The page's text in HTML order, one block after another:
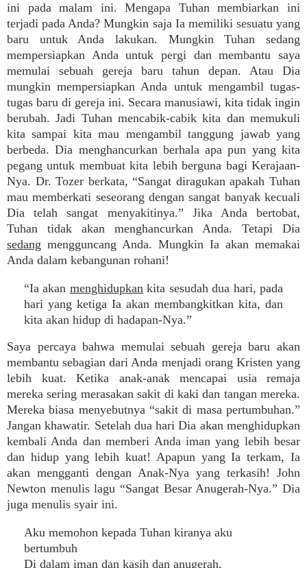
ini pada malam ini. Mengapa Tuhan membiarkan ini
terjadi pada Anda? Mungkin saja Ia memiliki sesuatu yang
baru untuk Anda lakukan. Mungkin Tuhan sedang
mempersiapkan Anda untuk pergi dan membantu saya
memulai sebuah gereja baru tahun depan. Atau Dia
mungkin mempersiapkan Anda untuk mengambil tugas-
tugas baru di gereja ini. Secara manusiawi, kita tidak ingin
berubah. Jadi Tuhan mencabik-cabik kita dan memukuli
kita sampai kita mau mengambil tanggung jawab yang
berbeda. Dia menghancurkan berhala apa pun yang kita
pegang untuk membuat kita lebih berguna bagi Kerajaan-
Nya. Dr. Tozer berkata, “Sangat diragukan apakah Tuhan
mau memberkati seseorang dengan sangat banyak kecuali
Dia telah sangat menyakitinya.” Jika Anda bertobat,
Tuhan tidak akan menghancurkan Anda. Tetapi Dia
sedang mengguncang Anda. Mungkin Ia akan memakai
Anda dalam kebangunan rohani!
“Ia akan menghidupkankita sesudah dua hari, pada
hari yang ketiga Ia akan membangkitkan kita, dan
kita akan hidup di hadapan-Nya.”
Saya percaya bahwa memulai sebuah gereja baru akan
membantu sebagian dari Anda menjadi orang Kristen yang
lebih kuat. Ketika anak-anak mencapai usia remaja
mereka sering merasakan sakit di kaki dan tangan mereka.
Mereka biasa menyebutnya “sakit di masa pertumbuhan.”
Jangan khawatir. Setelah dua hari Dia akan menghidupkan
kembali Anda dan memberi Anda iman yang lebih besar
dan hidup yang lebih kuat! Apapun yang Ia terkam, Ia
akan mengganti dengan Anak-Nya yang terkasih! John
Newton menulis lagu “Sangat Besar Anugerah-Nya.” Dia
juga menulis syair ini.
Aku memohon kepada Tuhan kiranya aku
bertumbuh
Di dalam iman dan kasih dan anugerah,